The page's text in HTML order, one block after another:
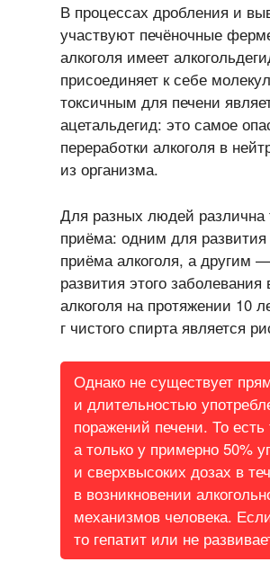
В процессах дробления и
участвуют печёночные
алкоголя имеет
присоединяет к себе
токсичным для печени
ацетальдегид: это самое
переработки алкоголя в
из организма.
Для разных людей различна
приёма: одним для развития
приёма алкоголя, а другим
развития этого
алкоголя на протяжении 10
г чистого спирта является
Однако не существует
и длительностью
поражений печени. То
а только у примерно 50%
и сверхвысоких дозах в
в возникновении
механизмов человека.
то гепатит или не